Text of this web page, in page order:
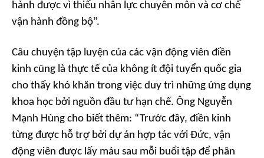
hành được vì thiếu nhân lực chuyên môn và cơ chế
vận hành đồng bộ”.
Câu chuyện tập luyện của các vận động viên điền
kinh cũng là thực tế của không ít đội tuyển quốc gia
cho thấy khó khăn trong việc duy trì những ứng dụng
khoa học bởi nguồn đầu tư hạn chế. Ông Nguyễn
Mạnh Hùng cho biết thêm: “Trước đây, điền kinh
từng được hỗ trợ bởi dự án hợp tác với Đức, vận
động viên được lấy máu sau mỗi buổi tập để phân